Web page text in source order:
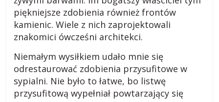
piękniejsze zdobienia również frontów
kamienic. Wiele z nich zaprojektowali
znakomici ówcześni architekci.
Niemałym wysiłkiem udało mnie się
odrestaurować zdobienia przysufitowe w
sypialni. Nie było to łatwe, bo listwę
przysufitową wypełniał powtarzający się